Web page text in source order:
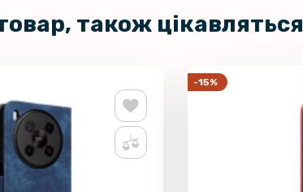
також цікавляться
-15%